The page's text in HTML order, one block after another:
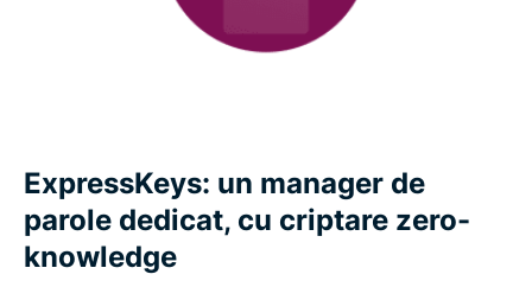
ExpressKeys: un manager de
parole dedicat, cu criptare zero-
knowledge